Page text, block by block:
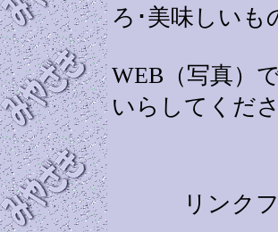
ろ･美味しいも
WEB（写真）
いらしてくだ
リンク